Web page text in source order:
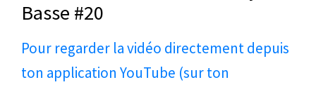
Basse #20
Pour regarder la vidéo directement depuis
ton application YouTube (sur ton